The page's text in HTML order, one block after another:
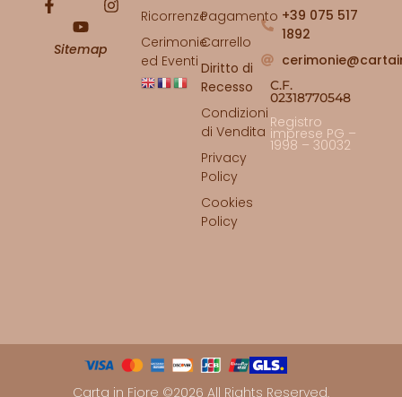
Sitemap
+39 075 517
1892
C.F.
02318770548
Registro
imprese PG –
1998 – 30032
Pagamento
Carrello
Diritto di
Recesso
Condizioni
di Vendita
Privacy
Policy
Cookies
Policy
Ricorrenze
Cerimonie
ed Eventi
Carta in Fiore ©2026 All Rights Reserved.